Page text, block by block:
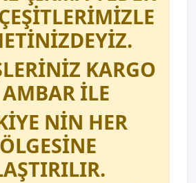
KARGO
İLE
NİN HER